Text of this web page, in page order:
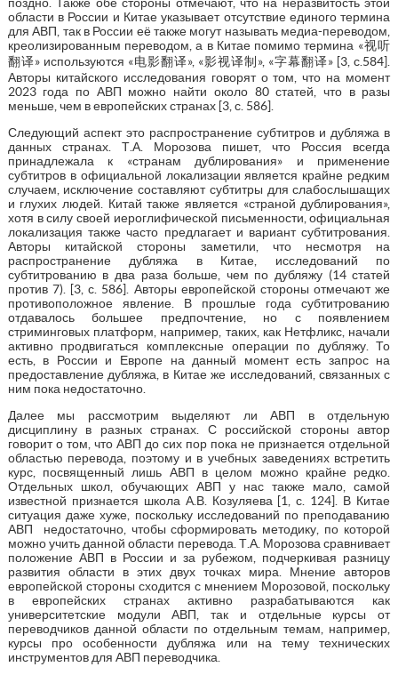
области в России и Китае указывает отсутствие единого термина
для АВП, так в России её также могут называть медиа-переводом,
креолизированным переводом, а в Китае помимо термина «视听
翻译» используются «电影翻译», «影视译制», «字幕翻译» [3, с.584].
Авторы китайского исследования говорят о том, что на момент
2023 года по АВП можно найти около 80 статей, что в разы
меньше, чем в европейских странах [3, с. 586].
Следующий аспект это распространение субтитров и дубляжа в
данных странах. Т.А. Морозова пишет, что Россия всегда
принадлежала к «странам дублирования» и применение
субтитров в официальной локализации является крайне редким
случаем, исключение составляют субтитры для слабослышащих
и глухих людей. Китай также является «страной дублирования»,
хотя в силу своей иероглифической письменности, официальная
локализация также часто предлагает и вариант субтитрования.
Авторы китайской стороны заметили, что несмотря на
распространение дубляжа в Китае, исследований по
субтитрованию в два раза больше, чем по дубляжу (14 статей
против 7). [3, с. 586]. Авторы европейской стороны отмечают же
противоположное явление. В прошлые года субтитрованию
отдавалось большее предпочтение, но с появлением
стриминговых платформ, например, таких, как Нетфликс, начали
активно продвигаться комплексные операции по дубляжу. То
есть, в России и Европе на данный момент есть запрос на
предоставление дубляжа, в Китае же исследований, связанных с
ним пока недостаточно.
Далее мы рассмотрим выделяют ли АВП в отдельную
дисциплину в разных странах. С российской стороны автор
говорит о том, что АВП до сих пор пока не признается отдельной
областью перевода, поэтому и в учебных заведениях встретить
курс, посвященный лишь АВП в целом можно крайне редко.
Отдельных школ, обучающих АВП у нас также мало, самой
известной признается школа А.В. Козуляева [1, с. 124]. В Китае
ситуация даже хуже, поскольку исследований по преподаванию
АВП недостаточно, чтобы сформировать методику, по которой
можно учить данной области перевода. Т.А. Морозова сравнивает
положение АВП в России и за рубежом, подчеркивая разницу
развития области в этих двух точках мира. Мнение авторов
европейской стороны сходится с мнением Морозовой, поскольку
в европейских странах активно разрабатываются как
университетские модули АВП, так и отдельные курсы от
переводчиков данной области по отдельным темам, например,
курсы про особенности дубляжа или на тему технических
инструментов для АВП переводчика.